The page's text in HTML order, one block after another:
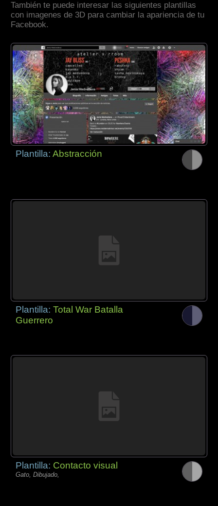
También te puede interesar las siguientes plantillas
con imagenes de 3D para cambiar la apariencia de tu
Facebook.
Plantilla:Abstracción
Plantilla:Total War Batalla
Guerrero
Plantilla: Contacto visual
Gato, Dibujado,